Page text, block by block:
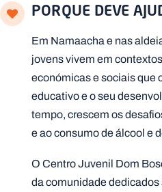
PORQUE DEVE
Em Namaacha e nas
jovens vivem em
económicas e sociais que
educativo e o seu
tempo, crescem os
e ao consumo de álcool e
O Centro Juvenil Dom
da comunidade